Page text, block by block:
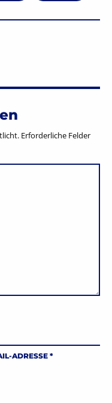
Erforderliche Felder
ADRESSE*